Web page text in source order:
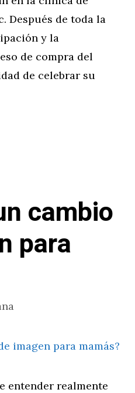
Después de toda la
y la
de compra del
de celebrar su
cambio
para
entender realmente